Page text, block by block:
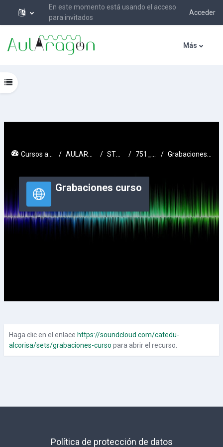
En este momento está usando el acceso
para invitados
Acceder
Más
Cursos activos AULARAGON STEAM 751_STC Grabaciones curso
Grabaciones curso
Abrir índice del curso
Haga clic en el enlace https://soundcloud.com/catedu-
alcorisa/sets/grabaciones-curso para abrir el recurso.
Política de protección de datos